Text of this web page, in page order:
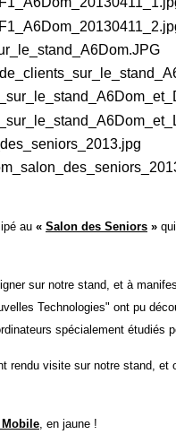
au « Salon des Seniors »
sur notre stand, et à
Technologies" ont pu
spécialement étudiés
rendu visite sur notre stand, et
Mobile, en jaune !